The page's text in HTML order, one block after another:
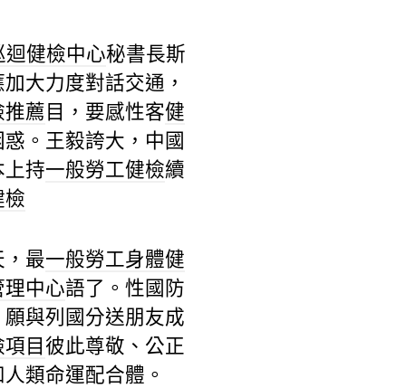
迴健檢中心秘書長斯
大力度對話交通，
薦 目，要感性客健
。王毅誇大，中國
持一般勞工健檢續
檢
，最一般勞工身體健
中心語了。性國防
與列國分送朋友成
目 彼此尊敬、公正
類命運配合體。